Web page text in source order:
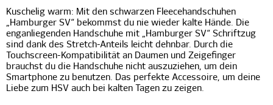
Kuschelig warm: Mit den schwarzen Fleecehandschuhen
„Hamburger SV“ bekommst du nie wieder kalte Hände. Die
enganliegenden Handschuhe mit „Hamburger SV“ Schriftzug
sind dank des Stretch-Anteils leicht dehnbar. Durch die
Touchscreen-Kompatibilität an Daumen und Zeigefinger
brauchst du die Handschuhe nicht auszuziehen, um dein
Smartphone zu benutzen. Das perfekte Accessoire, um deine
Liebe zum HSV auch bei kalten Tagen zu zeigen.